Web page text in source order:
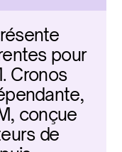
pour
Cronos
conçue
de